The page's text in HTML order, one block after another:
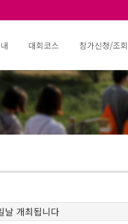
대회코스 참가신청/조회
날 개최됩니다